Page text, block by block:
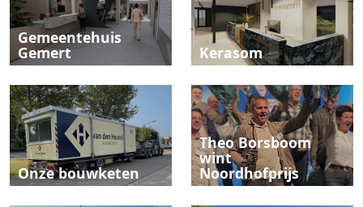
Gemeentehuis
Gemert Kerasom
Onze bouwketen
Theo Borsboom
wint
Noordhofprijs